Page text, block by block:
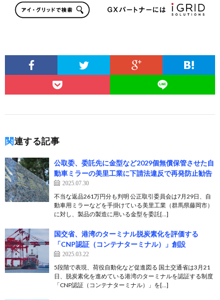
関連する記事
公取委、委託先に金型など2029個無償保管させた自
動車ミラーの美里工業に下請法違反で再発防止勧告
2025.07.30
不当な返品261万円分も判明 公正取引委員会は7月29日、自
動車用ミラーなどを手掛けている美里工業（群馬県藤岡市）
に対し、製品の製造に用いる金型を委託[…]
国交省、港湾のターミナル脱炭素化を評価する
「CNP認証（コンテナターミナル）」創設
2025.03.22
5段階で表現、荷役自動化など促進図る 国土交通省は3月21
日、脱炭素化を進めている港湾のターミナルを認証する制度
「CNP認証（コンテナターミナル）」を[…]